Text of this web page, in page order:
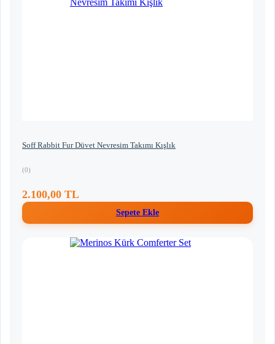
Soff Rabbit Fur Düvet Nevresim Takımı Kışlık
(0)
2.100,00 TL
Sepete Ekle